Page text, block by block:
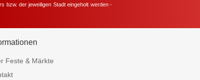
bzw. der jeweiligen Stadt eingeholt werden -
Feste & Märkte